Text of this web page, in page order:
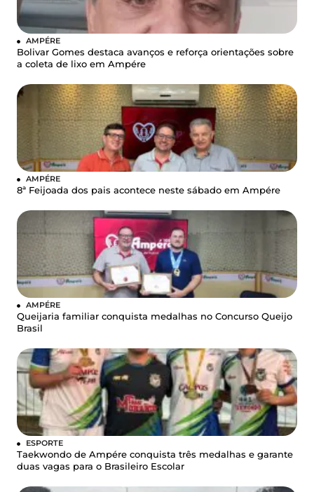
AMPÉRE
Bolivar Gomes destaca avanços e reforça orientações sobre
a coleta de lixo em Ampére
AMPÉRE
8ª Feijoada dos pais acontece neste sábado em Ampére
AMPÉRE
Queijaria familiar conquista medalhas no Concurso Queijo
Brasil
ESPORTE
Taekwondo de Ampére conquista três medalhas e garante
duas vagas para o Brasileiro Escolar